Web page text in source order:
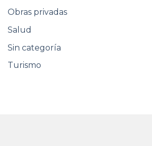
Obras privadas
Salud
Sin categoría
Turismo